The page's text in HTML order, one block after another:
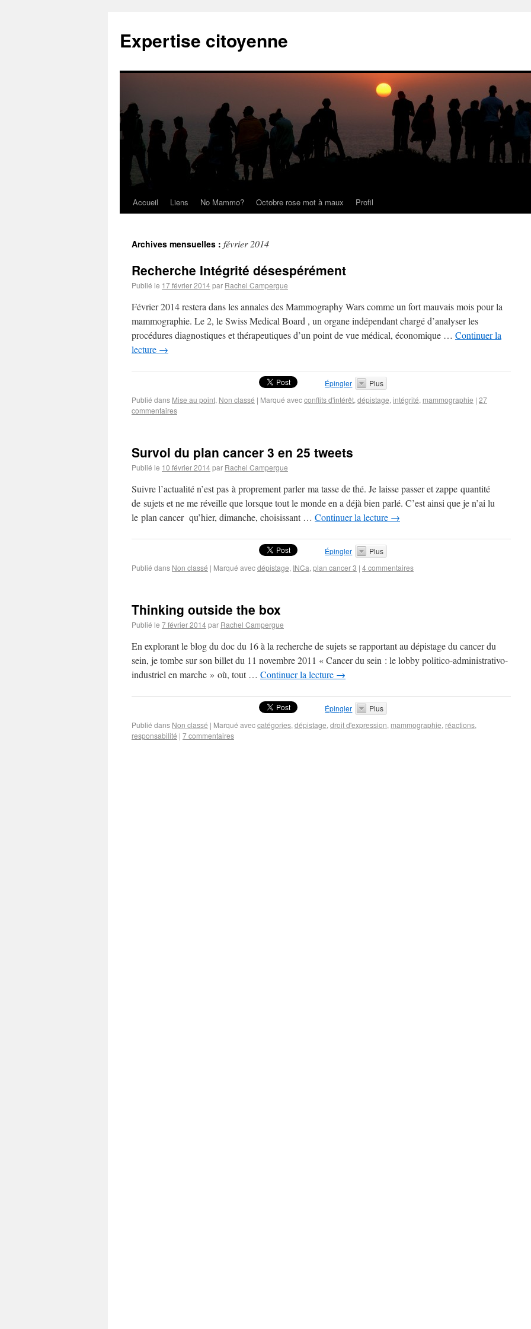
Expertise citoyenne
Accueil Liens No Mammo? Octobre rose mot à maux Profil
Archives mensuelles : février 2014
Recherche Intégrité désespérément
Publié le 17 février 2014par Rachel Campergue
Février 2014 restera dans les annales des Mammography Wars comme un fort mauvais mois pour la
mammographie. Le 2, le Swiss Medical Board , un organe indépendant chargé d’analyser les
procédures diagnostiques et thérapeutiques d’un point de vue médical, économique … Continuer la
lecture →
Épingler
Plus
Publié dans Mise au point, Non classé | Marqué avecconflits d'intérêt, dépistage, intégrité, mammographie | 27
commentaires
Survol du plan cancer 3 en 25 tweets
Publié le 10 février 2014par Rachel Campergue
Suivre l’actualité n’est pas à proprement parler ma tasse de thé. Je laisse passer et zappe quantité
de sujets et ne me réveille que lorsque tout le monde en a déjà bien parlé. C’est ainsi que je n’ai lu
le plan cancer qu’hier, dimanche, choisissant … Continuer la lecture →
Épingler
Plus
Publié dans Non classé | Marqué avecdépistage, INCa, plan cancer 3 | 4 commentaires
Thinking outside the box
Publié le 7 février 2014par Rachel Campergue
En explorant le blog du doc du 16 à la recherche de sujets se rapportant au dépistage du cancer du
sein, je tombe sur son billet du 11 novembre 2011 « Cancer du sein : le lobby politico-administrativo-
industriel en marche » où, tout … Continuer la lecture →
Épingler
Plus
Publié dans Non classé | Marqué aveccatégories, dépistage, droit d'expression, mammographie, réactions,
responsabilité | 7 commentaires